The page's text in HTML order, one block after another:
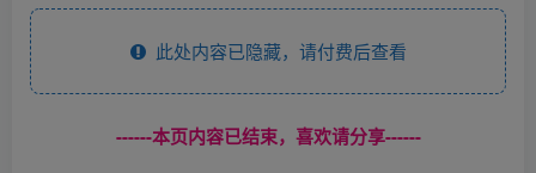
此处内容已隐藏，请付费后查看
------本页内容已结束，喜欢请分享------